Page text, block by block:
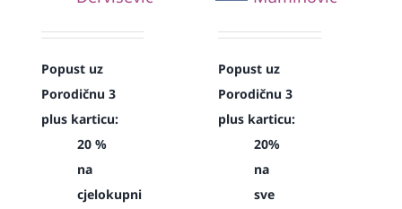
Popust uz
Porodičnu 3
plus karticu:
20 %
na
cjelokupni
Popust uz
Porodičnu 3
plus karticu:
20%
na
sve